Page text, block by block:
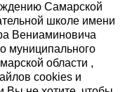
Самарской
школе имени
Вениаминовича
муниципального
области ,
cookies и